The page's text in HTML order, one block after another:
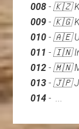
008- 🇰🇿
009- 🇰🇬
010- 🇦🇪
011-🇮🇳
012- 🇲🇳
013- 🇯🇵
014- ...